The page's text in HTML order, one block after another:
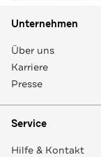
Unternehmen
Über uns
Karriere
Presse
Service
Hilfe & Kontakt